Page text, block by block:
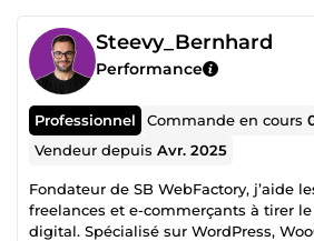
Steevy_Bernhard
Performance
Professionnel Commande en cours
Vendeur depuisAvr. 2025
Fondateur de SB WebFactory, j’aide
freelances et e-commerçants à tirer
digital. Spécialisé sur WordPress,